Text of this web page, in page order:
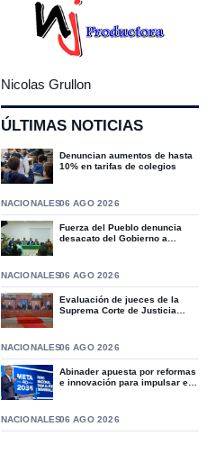
Nicolas Grullon
ÚLTIMAS NOTICIAS
Denuncian aumentos de hasta
10% en tarifas de colegios
NACIONALES06 AGO 2026
Fuerza del Pueblo denuncia
desacato del Gobierno a
NACIONALES06 AGO 2026
Evaluación de jueces de la
Suprema Corte de Justicia
NACIONALES06 AGO 2026
Abinader apuesta por reformas
e innovación para impulsar el
NACIONALES06 AGO 2026